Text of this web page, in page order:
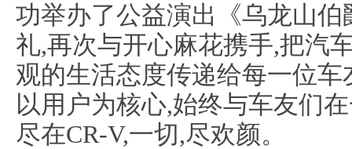
功举办了公益演出《乌龙山
礼,再次与开心麻花携手,把汽
观的生活态度传递给每一位
以用户为核心,始终与车友们
尽在CR-V,一切,尽欢颜。